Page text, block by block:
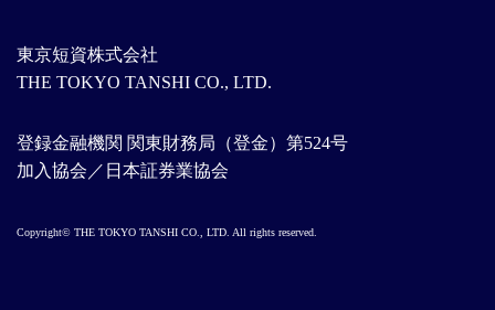
東京短資株式会社
THE TOKYO TANSHI CO., LTD.
登録金融機関 関東財務局（登金）第524号
加入協会／日本証券業協会
Copyright© THE TOKYO TANSHI CO., LTD. All rights reserved.